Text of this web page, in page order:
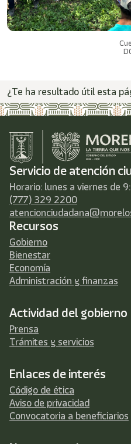
¿Te ha resultado útil esta
Servicio de atención
Horario: lunes a viernes de
(777) 329 2200
Recursos
Gobierno
Bienestar
Economía
Administración y finanzas
Actividad del gobierno
Prensa
Trámites y servicios
Enlaces de interés
Código de ética
Aviso de privacidad
Convocatoria a beneficiarios